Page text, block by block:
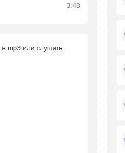
3:43
в mp3 или слушать